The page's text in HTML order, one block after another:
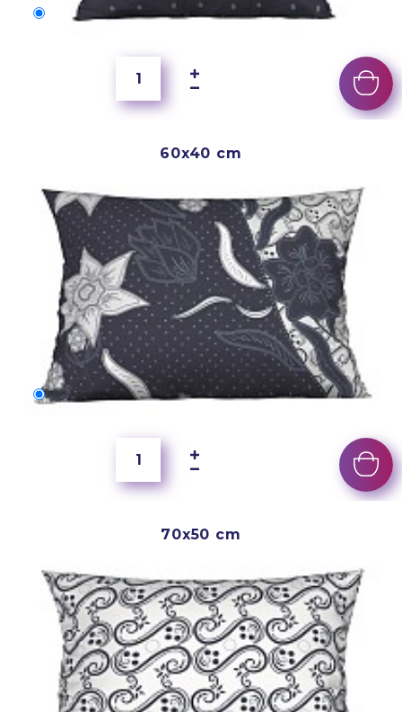
50x40 cm
60x40 cm
60x40 cm
70x50 cm